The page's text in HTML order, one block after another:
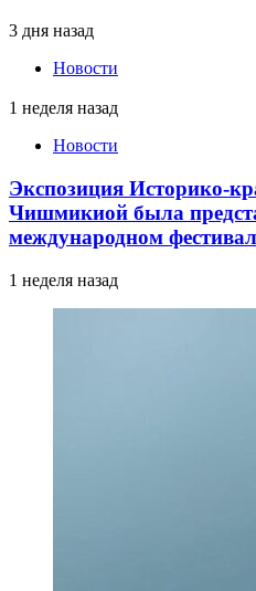
3 дня назад
Новости
1 неделя назад
Новости
Экспозиция Историко-
Чишмикиой была
международном
1 неделя назад